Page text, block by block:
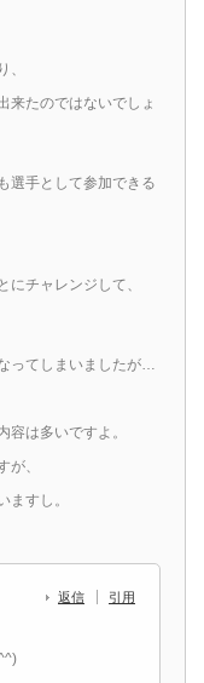
、
来たのではないでしょ
選手として参加できる
チャレンジして、
ってしまいましたが…
容は多いですよ。
が、
ますし。
返信 引用